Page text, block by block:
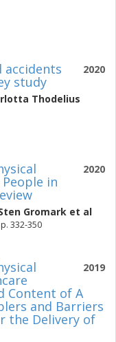
2020
accidents
study
Thodelius
2020
in
Gromark et al
332-350
2019
Content of A
and Barriers
the Delivery of